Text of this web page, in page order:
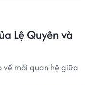
Lệ Quyên và
về mối quan hệ giữa